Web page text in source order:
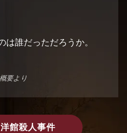
は誰だっただろうか。
要より
館殺人事件